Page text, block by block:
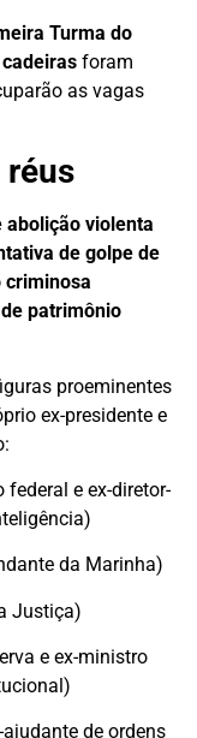
Turma do
foram
as vagas
abolição violenta
de golpe de
criminosa
patrimônio
proeminentes
ex-presidente e
federal e ex-diretor-
da Marinha)
Justiça)
e ex-ministro
de ordens